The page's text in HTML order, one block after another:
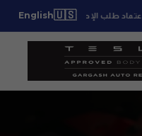
👍اعتماد طلب الإصلاح 🛠️
🇺🇸
English